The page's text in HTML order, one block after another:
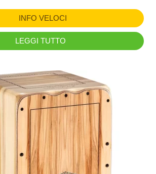
INFO VELOCI
LEGGI TUTTO